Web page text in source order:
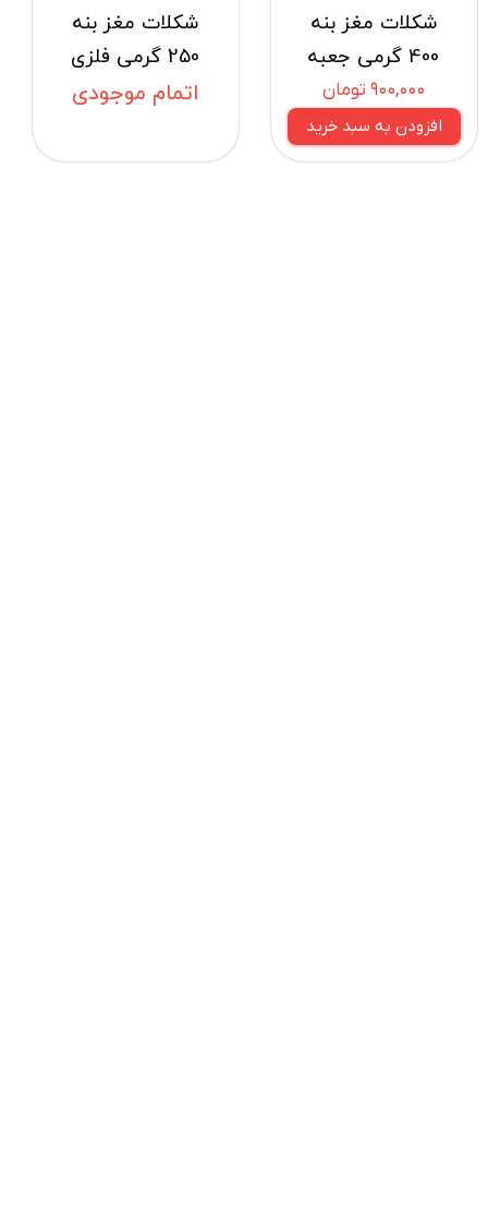
شکلات مغز بنه
400 گرمی جعبه
۹۰۰,۰۰۰ تومان
افزودن به سبد خرید
شکلات مغز بنه
250 گرمی فلزی
اتمام موجودی